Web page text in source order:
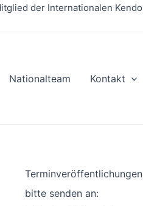
der Internationalen
Nationalteam Kontakt
bitte senden an: